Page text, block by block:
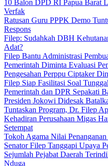
10 Balon DPD RI Papua Barat
Verfak
Ratusan Guru PPPK Demo
Respons
Filep: Sudahkah DBH
Adat?
Filep Bantu Administrasi
Pemerintah Diminta Evaluasi
Pengesahan Perppu Ciptaker
Filep Siap Fasilitasi Soal
Pemerintah dan DPR Sepakati
Presiden Jokowi Didesak
Tuntaskan Program, Dr. Filep
Kehadiran Perusahaan Migas
Setempat
Tokoh Agama Nilai
Senator Filep Tanggapi Upaya
Sejumlah Pejabat Daerah
Nduga